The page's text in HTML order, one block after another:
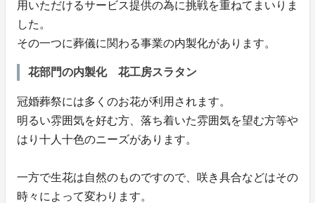
用いただけるサービス提供の為に挑戦を重ねてまいりま
した。
その一つに葬儀に関わる事業の内製化があります。
花部門の内製化 花工房スラタン
冠婚葬祭には多くのお花が利用されます。
明るい雰囲気を好む方、落ち着いた雰囲気を望む方等や
はり十人十色のニーズがあります。
一方で生花は自然のものですので、咲き具合などはその
時々によって変わります。